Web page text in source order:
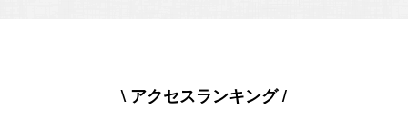
\ アクセスランキング /